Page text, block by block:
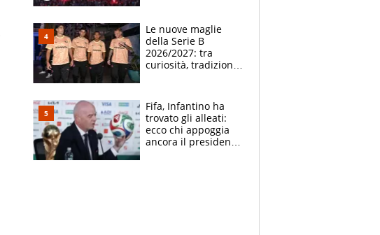
Le nuove maglie
della Serie B
2026/2027: tra
curiosità, tradizione
Fifa, Infantino ha
trovato gli alleati:
ecco chi appoggia
ancora il presidente